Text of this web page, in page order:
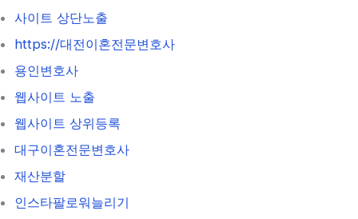
사이트 상단노출
https://대전이혼전문변호사
용인변호사
웹사이트 노출
웹사이트 상위등록
대구이혼전문변호사
재산분할
인스타팔로워늘리기